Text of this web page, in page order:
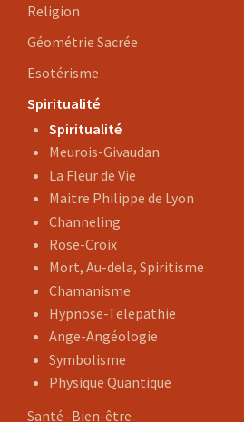
Religion
Géométrie Sacrée
Esotérisme
Spiritualité
Spiritualité
Meurois-Givaudan
La Fleur de Vie
Maitre Philippe de Lyon
Channeling
Rose-Croix
Mort, Au-dela, Spiritisme
Chamanisme
Hypnose-Telepathie
Ange-Angéologie
Symbolisme
Physique Quantique
Santé -Bien-être